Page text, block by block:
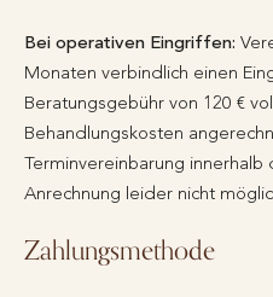
Bei operativen Eingriffen:
Monaten verbindlich einen
Beratungsgebühr von 120 €
Behandlungskosten
Terminvereinbarung innerhalb
Anrechnung leider nicht
Zahlungsmethode